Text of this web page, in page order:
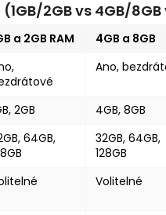
2GB vs 4GB/
a 2GB RAM 4GB a 8GB
Ano,
2GB 4GB, 8GB
64GB,
32GB, 64GB,
128GB
Volitelné